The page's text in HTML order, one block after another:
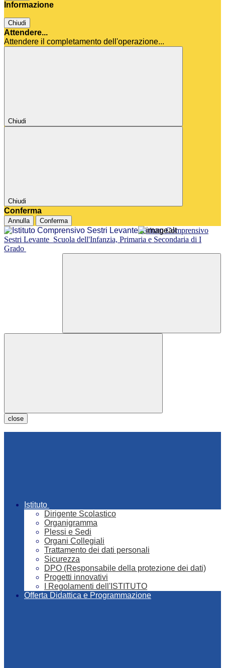
Informazione
Chiudi
Attendere...
Attendere il completamento dell'operazione...
Chiudi
Chiudi
Conferma
Annulla Conferma
Istituto Comprensivo
Sestri Levante Scuola dell'Infanzia, Primaria e Secondaria di I
Grado
close
Istituto
Dirigente Scolastico
Organigramma
Plessi e Sedi
Organi Collegiali
Trattamento dei dati personali
Sicurezza
DPO (Responsabile della protezione dei dati)
Progetti innovativi
I Regolamenti dell'ISTITUTO
Offerta Didattica e Programmazione